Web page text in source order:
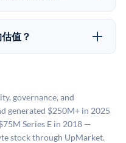
不可预测的，投资者应
的最低投资金额为
品和股份供应情况而有
值？
反映流动性不足和信
议，可能与实际交易价
governance, and
generated $250M+ in 2025
Series E in 2018 —
stock through UpMarket.